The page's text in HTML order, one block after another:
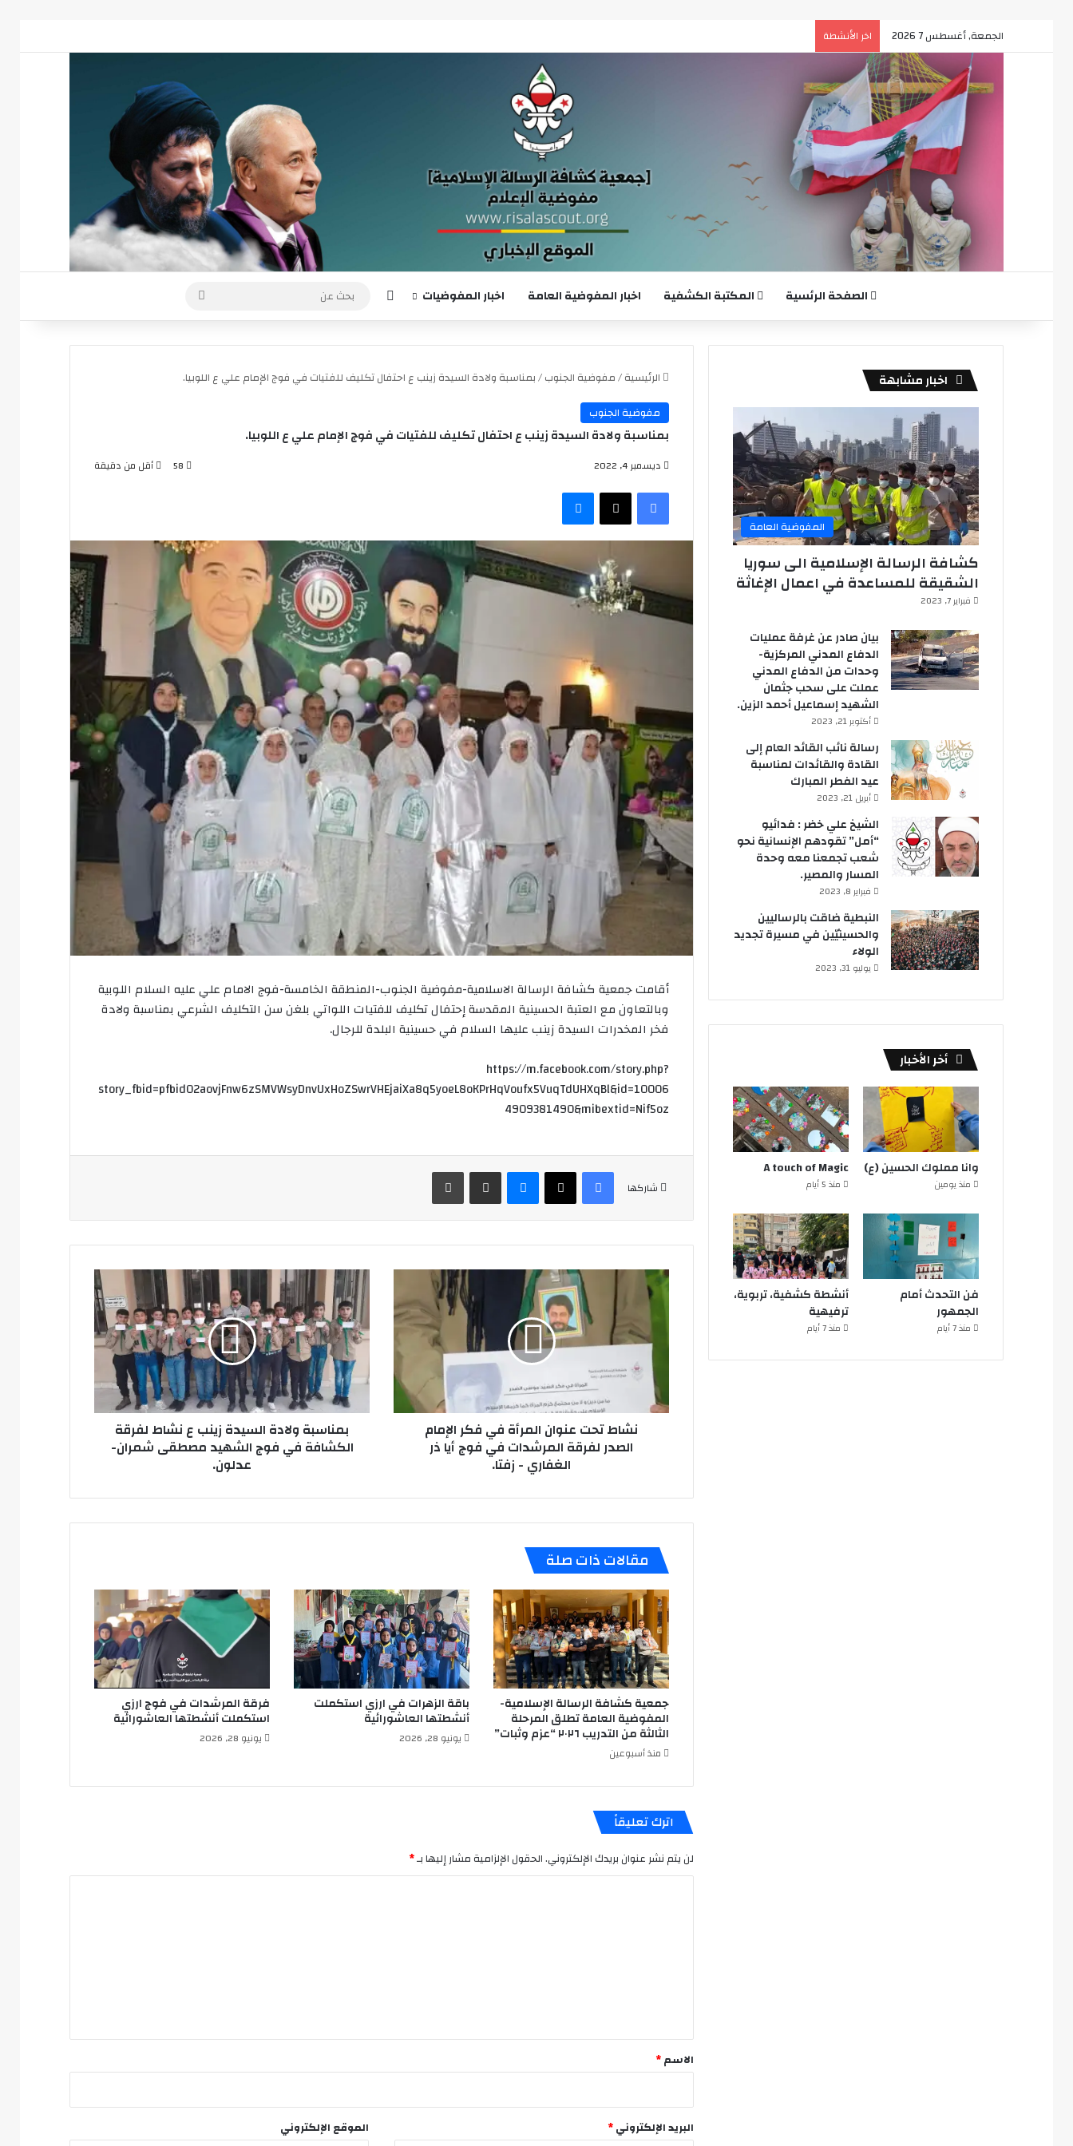
الجمعة, أغسطس 7 2026 اخر الأنشطة
الصفحة الرئسية المكتبة الكشفية اخبار المفوضية العامة اخبار المفوضيات إضافة عمود جانبي
عن
الرئيسية/مفوضية الجنوب/بمناسبة ولادة السيدة زينب ع احتفال تكليف للفتيات في فوج الإمام علي ع اللوبيا.
مفوضية الجنوب
بمناسبة ولادة السيدة زينب ع احتفال تكليف للفتيات في فوج الإمام علي ع اللوبيا.
ديسمبر 4, 2022 58 أقل من دقيقة
فيسبوك
‫X ماسنجر
أقامت جمعية كشافة الرسالة الاسلامية-مفوضية الجنوب-المنطقة الخامسة-فوج الامام علي عليه السلام اللوبية
وبالتعاون مع العتبة الحسينية المقدسة إحتفال تكليف للفتيات اللواتي بلغن سن التكليف الشرعي بمناسبة ولادة
فخر المخدرات السيدة زينب عليها السلام في حسينية البلدة للرجال.
https://m.facebook.com/story.php?
story_fbid=pfbid02aovjFnw6zSMVWsyDnvUxHoZSwrVHEjaiXa8q5yoeL8oKPrHqVoufx5VuqTdUHXqBl&id=10006
4909381490&mibextid=Nif5oz
شاركها
فيسبوك
‫X ماسنجر مشاركة عبر البريد طباعة
نشاط
تحت
في
الإمام
الصدر
لفرقة
المرشدات
ذر
-
زفتا.
نشاط تحت عنوان المرأة في فكر الإمام
الصدر لفرقة المرشدات في فوج أيا ذر
الغفاري - زفتا.
بمناسبة
ولادة
السيدة
زينب
ع
نشاط
لفرقة
الكشافة
في
الشهيد
عدلون.
بمناسبة ولادة السيدة زينب ع نشاط لفرقة
الكشافة في فوج الشهيد مصطقى شمران-
عدلون.
مقالات ذات صلة
جمعية كشافة الرسالة الإسلامية-
المفوضية العامة تطلق المرحلة
الثالثة من التدريب ٢٠٢٦ “عزم وثبات”
منذ أسبوعين
باقة الزهرات في ارزي استكملت
أنشطتها العاشورائية
يونيو 28, 2026
فرقة المرشدات في فوج ارزي
استكملت أنشطتها العاشورائية
يونيو 28, 2026
اترك تعليقاً
لن يتم نشر عنوان بريدك الإلكتروني.الحقول الإلزامية مشار إليها بـ*
*
الاسم*
البريد الإلكتروني* الموقع الإلكتروني
اخبار مشابهة
المفوضية العامة
كشافة الرسالة الإسلامية الى سوريا
الشقيقة للمساعدة في اعمال الإغاثة
فبراير 7, 2023
بيان صادر عن غرفة عمليات
الدفاع المدني المركزية-
وحدات من الدفاع المدني
عملت على سحب جثمان
الشهيد إسماعيل أحمد الزين.
أكتوبر 21, 2023
رسالة نائب القائد العام إلى
القادة والقائدات لمناسبة
عيد الفطر المبارك
أبريل 21, 2023
الشيخ علي خضر : فدائيو
“أمل” تقودهم الإنسانية نحو
شعب تجمعنا معه وحدة
المسار والمصير.
فبراير 8, 2023
النبطية ضاقت بالرساليين
والحسينيّين في مسيرة تجديد
الولاء
يوليو 31, 2023
أخر الأخبار
وانا مملوك الحسين (ع)
منذ يومين
A touch of Magic
منذ 5 أيام
فن التحدث أمام
الجمهور
منذ 7 أيام
أنشطة كشفية، تربوية،
ترفيهية
منذ 7 أيام